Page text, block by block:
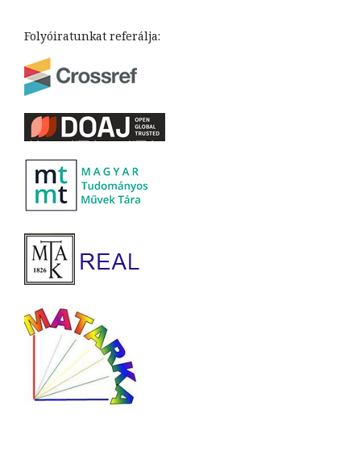
Folyóiratunkat referálja: